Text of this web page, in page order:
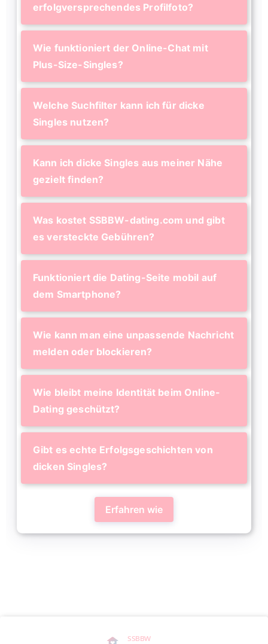
erfolgversprechendes Profilfoto?
Wie funktioniert der Online-Chat mit
Plus-Size-Singles?
Welche Suchfilter kann ich für dicke
Singles nutzen?
Kann ich dicke Singles aus meiner Nähe
gezielt finden?
Was kostet SSBBW-dating.com und gibt
es versteckte Gebühren?
Funktioniert die Dating-Seite mobil auf
dem Smartphone?
Wie kann man eine unpassende Nachricht
melden oder blockieren?
Wie bleibt meine Identität beim Online-
Dating geschützt?
Gibt es echte Erfolgsgeschichten von
dicken Singles?
Erfahren wie